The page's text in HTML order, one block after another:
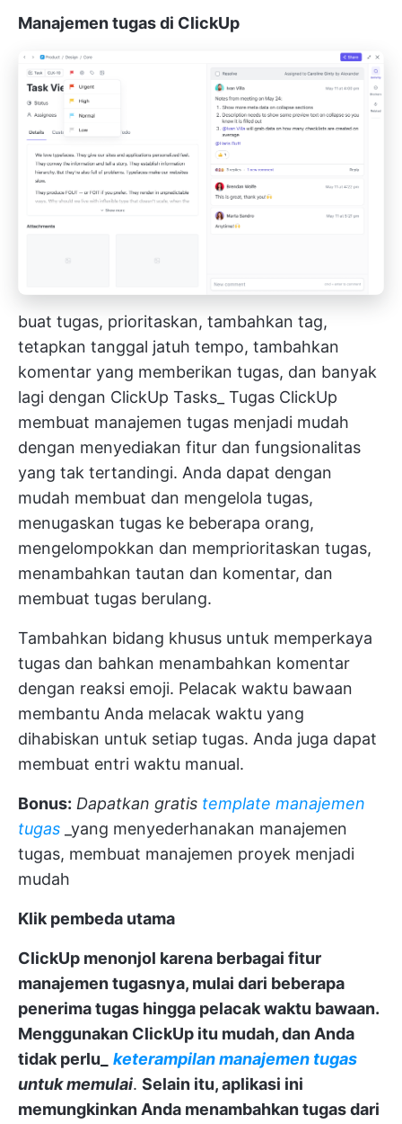
Manajemen tugas di ClickUp
buat tugas, prioritaskan, tambahkan tag,
tetapkan tanggal jatuh tempo, tambahkan
komentar yang memberikan tugas, dan banyak
lagi dengan ClickUp Tasks_ Tugas ClickUp
membuat manajemen tugas menjadi mudah
dengan menyediakan fitur dan fungsionalitas
yang tak tertandingi. Anda dapat dengan
mudah membuat dan mengelola tugas,
menugaskan tugas ke beberapa orang,
mengelompokkan dan memprioritaskan tugas,
menambahkan tautan dan komentar, dan
membuat tugas berulang.
Tambahkan bidang khusus untuk memperkaya
tugas dan bahkan menambahkan komentar
dengan reaksi emoji. Pelacak waktu bawaan
membantu Anda melacak waktu yang
dihabiskan untuk setiap tugas. Anda juga dapat
membuat entri waktu manual.
Bonus: Dapatkan gratis template manajemen
tugas _yang menyederhanakan manajemen
tugas, membuat manajemen proyek menjadi
mudah
Klik pembeda utama
ClickUp menonjol karena berbagai fitur
manajemen tugasnya, mulai dari beberapa
penerima tugas hingga pelacak waktu bawaan.
Menggunakan ClickUp itu mudah, dan Anda
tidak perlu_
keterampilan manajemen tugas
untuk memulai. Selain itu, aplikasi ini
memungkinkan Anda menambahkan tugas dari